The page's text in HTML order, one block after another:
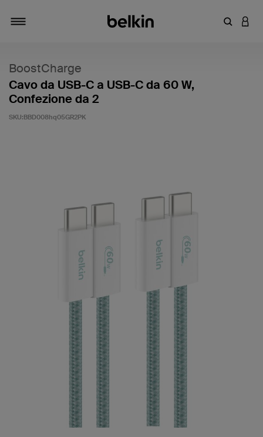
Inserisci
BoostCharge
Cavo da USB-C a USB-C da 60 W,
Confezione da 2
SKU:BBD008hq05GR2PK